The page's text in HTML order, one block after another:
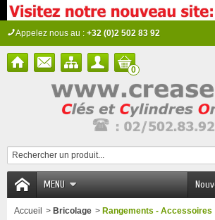
Appelez nous au : +32 (0)2 502 83 92
0
MENU
Accueil > Bricolage > Rangements - Accessoires